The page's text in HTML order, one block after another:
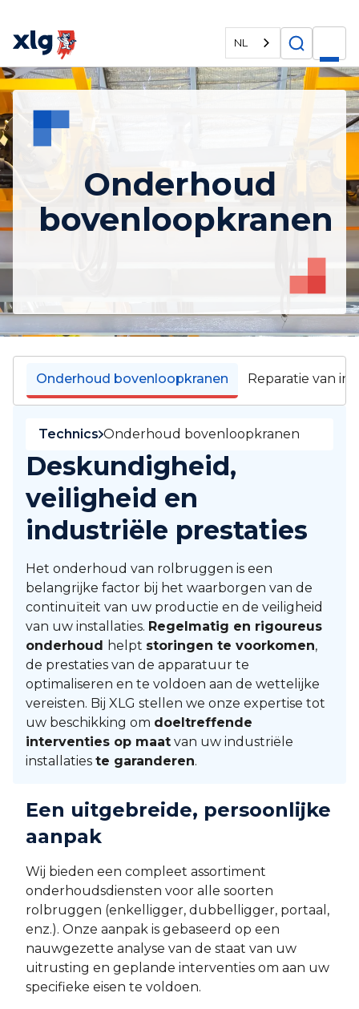
NL
Onderhoud
bovenloopkranen
Reparatie van
Onderhoud bovenloopkranen
Technics Onderhoud bovenloopkranen
Deskundigheid,
veiligheid en
industriële prestaties
Het onderhoud van rolbruggen is een
belangrijke factor bij het waarborgen van de
continuïteit van uw productie en de veiligheid
van uw installaties. Regelmatig en rigoureus
onderhoud helpt storingen te voorkomen,
de prestaties van de apparatuur te
optimaliseren en te voldoen aan de wettelijke
vereisten. Bij XLG stellen we onze expertise tot
uw beschikking om doeltreffende
interventies op maat van uw industriële
installaties te garanderen.
Een uitgebreide, persoonlijke
aanpak‍
Wij bieden een compleet assortiment
onderhoudsdiensten voor alle soorten
rolbruggen (enkelligger, dubbelligger, portaal,
enz.). Onze aanpak is gebaseerd op een
nauwgezette analyse van de staat van uw
uitrusting en geplande interventies om aan uw
specifieke eisen te voldoen.